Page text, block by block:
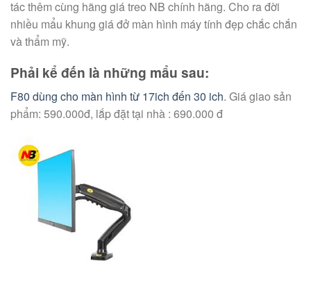
tác thêm cùng hãng giá treo NB chính hãng. Cho ra đời
nhiều mẩu khung giá đở màn hình máy tính đẹp chắc chắn
và thẩm mỹ.
Phải kể đến là những mẩu sau:
F80 dùng cho màn hình từ 17ich đến 30 ich. Giá giao sản
phẩm: 590.000đ, lắp đặt tại nhà : 690.000 đ